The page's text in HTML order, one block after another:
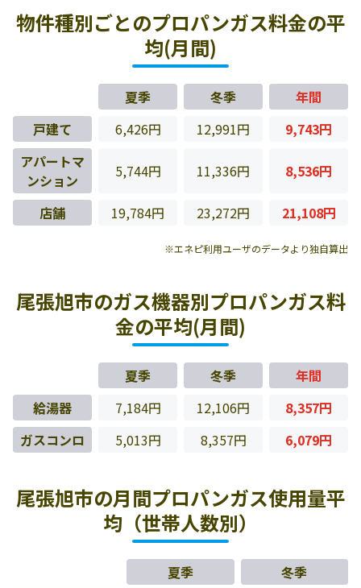
物件種別ごとのプロパンガス料金の平
均(月間)
夏季 冬季
年間
戸建て
6,426円 12,991円
9,743円
アパートマ
ンション
5,744円 11,336円 8,536円
店舗 19,784円 23,272円 21,108円
※エネピ利用ユーザのデータより独自算出
尾張旭市のガス機器別プロパンガス料
金の平均(月間)
夏季 冬季
年間
給湯器
7,184円 12,106円
8,357円
ガスコンロ
5,013円 8,357円 6,079円
尾張旭市の月間プロパンガス使用量平
均（世帯人数別）
夏季
冬季